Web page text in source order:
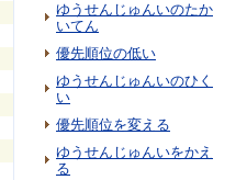
ゆうせんじゅんいのたか
いてん
優先順位の低い
ゆうせんじゅんいのひく
い
優先順位を変える
ゆうせんじゅんいをかえ
る